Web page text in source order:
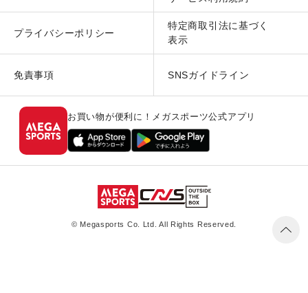
プライバシーポリシー
特定商取引法に基づく
表示
免責事項 SNSガイドライン
お買い物が便利に！メガスポーツ公式アプリ
© Megasports Co. Ltd. All Rights Reserved.